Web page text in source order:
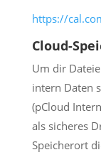
https://
Cloud-
Um dir
intern Daten
(pCloud
als sicheres
Speicherort